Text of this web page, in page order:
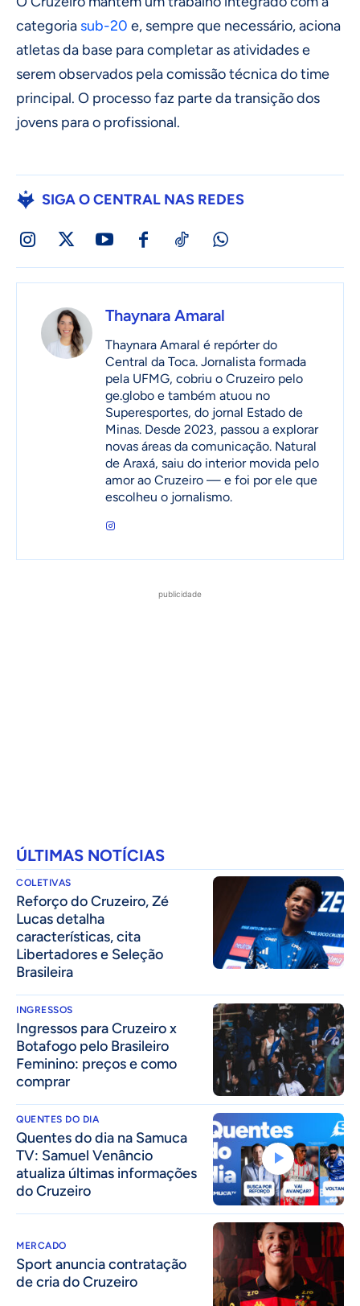
categoria sub-20 e, sempre que necessário, aciona
atletas da base para completar as atividades e
serem observados pela comissão técnica do time
principal. O processo faz parte da transição dos
jovens para o profissional.
SIGA O CENTRAL NAS REDES
Thaynara Amaral
Thaynara Amaral é repórter do
Central da Toca. Jornalista formada
pela UFMG, cobriu o Cruzeiro pelo
ge.globo e também atuou no
Superesportes, do jornal Estado de
Minas. Desde 2023, passou a explorar
novas áreas da comunicação. Natural
de Araxá, saiu do interior movida pelo
amor ao Cruzeiro — e foi por ele que
escolheu o jornalismo.
publicidade
ÚLTIMAS NOTÍCIAS
COLETIVAS
⁠Reforço do Cruzeiro, Zé
Lucas detalha
características, cita
Libertadores e Seleção
Brasileira
INGRESSOS
Ingressos para Cruzeiro x
Botafogo pelo Brasileiro
Feminino: preços e como
comprar
QUENTES DO DIA
Quentes do dia na Samuca
TV: Samuel Venâncio
atualiza últimas informações
do Cruzeiro
MERCADO
Sport anuncia contratação
de cria do Cruzeiro